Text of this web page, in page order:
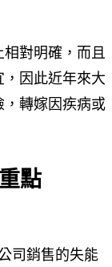
對明確，而且
因此近年來大
，轉嫁因疾病或
點
司銷售的失能